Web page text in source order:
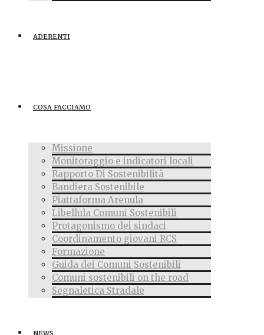
ADERENTI
COSA FACCIAMO
Missione
Monitoraggio e indicatori locali
Rapporto Di Sostenibilità
Bandiera Sostenibile
Piattaforma Arenula
Libellula Comuni Sostenibili
Protagonismo dei sindaci
Coordinamento giovani RCS
Formazione
Guida dei Comuni Sostenibili
Comuni sostenibili on the road
Segnaletica Stradale
NEWS